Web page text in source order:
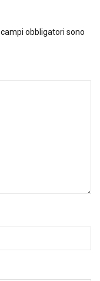
I campi obbligatori sono